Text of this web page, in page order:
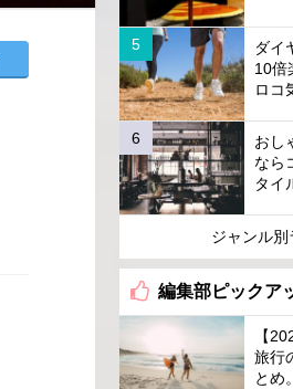
ダイ
10倍
ロコ
おし
なら
タイ
ジャンル別
編集部ピックア
【
旅行
とめ